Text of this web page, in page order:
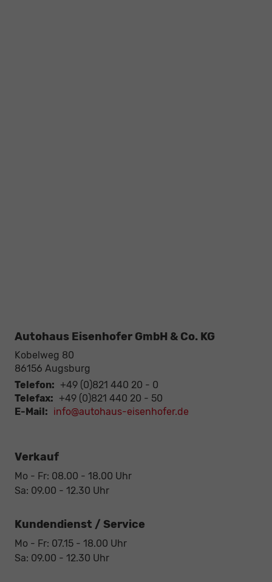
Autohaus Eisenhofer GmbH & Co. KG
Kobelweg 80
86156 Augsburg
Telefon: +49 (0)821 440 20 - 0
Telefax: +49 (0)821 440 20 - 50
E-Mail: info@autohaus-eisenhofer.de
Verkauf
Mo - Fr: 08.00 - 18.00 Uhr
Sa: 09.00 - 12.30 Uhr
Kundendienst / Service
Mo - Fr: 07.15 - 18.00 Uhr
Sa: 09.00 - 12.30 Uhr